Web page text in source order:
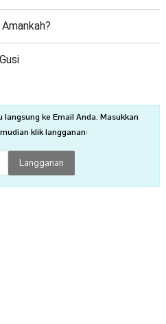
langsung ke Email Anda. Masukkan
klik langganan: